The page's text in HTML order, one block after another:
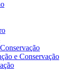
e Conservação